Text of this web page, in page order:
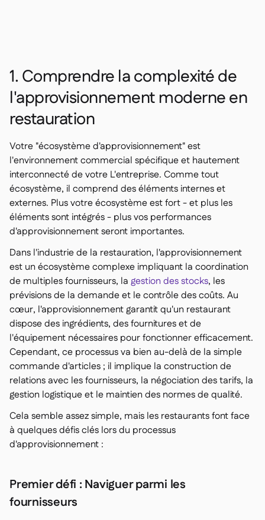
1. Comprendre la complexité de
l'approvisionnement moderne en
restauration
Votre "écosystème d'approvisionnement" est
l'environnement commercial spécifique et hautement
interconnecté de votre L'entreprise. Comme tout
écosystème, il comprend des éléments internes et
externes. Plus votre écosystème est fort - et plus les
éléments sont intégrés - plus vos performances
d'approvisionnement seront importantes.
Dans l'industrie de la restauration, l'approvisionnement
est un écosystème complexe impliquant la coordination
de multiples fournisseurs, la gestion des stocks, les
prévisions de la demande et le contrôle des coûts. Au
cœur, l'approvisionnement garantit qu'un restaurant
dispose des ingrédients, des fournitures et de
l'équipement nécessaires pour fonctionner efficacement.
Cependant, ce processus va bien au-delà de la simple
commande d'articles ; il implique la construction de
relations avec les fournisseurs, la négociation des tarifs, la
gestion logistique et le maintien des normes de qualité.
Cela semble assez simple, mais les restaurants font face
à quelques défis clés lors du processus
d'approvisionnement :
Premier défi : Naviguer parmi les
fournisseurs